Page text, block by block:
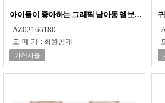
아이들이 좋아하는 그래픽 남아동 엠보 파자마
AZ02166180
도매가 : 회원공개
가격자율